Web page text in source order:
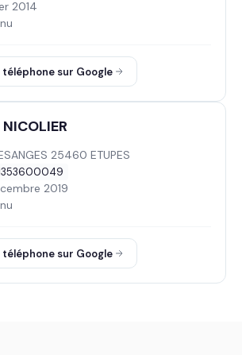
2014
sur Google
25460 ETUPES
2019
sur Google